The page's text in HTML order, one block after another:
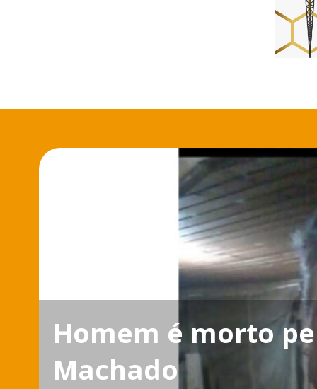
Homem é morto
Machado